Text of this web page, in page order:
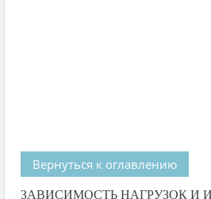
Вернуться к оглавлению
ЗАВИСИМОСТЬ НАГРУЗОК И